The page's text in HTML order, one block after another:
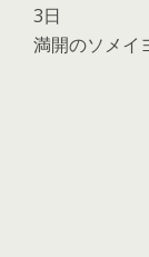
3日
満開のソメイ